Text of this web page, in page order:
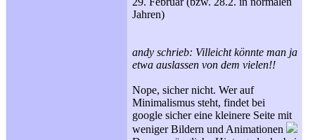
Jahren)
andy schrieb: Villeicht könnte man ja
etwa auslassen von dem vielen!!
Nope, sicher nicht. Wer auf
Minimalismus steht, findet bei
google sicher eine kleinere Seite mit
weniger Bildern und Animationen